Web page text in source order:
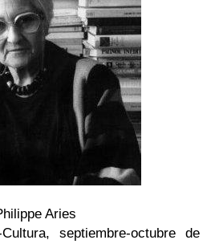
Aries
septiembre-octubre de